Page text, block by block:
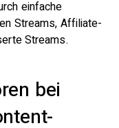
einfache
Streams, Affiliate-
Streams.
bei